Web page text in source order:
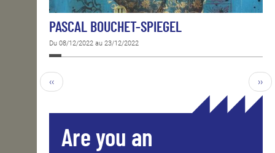
PASCAL BOUCHET-SPIEGEL
Du 08/12/2022 au 23/12/2022
‹‹ ››
Are you an